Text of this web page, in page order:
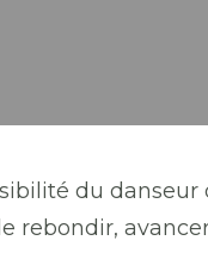
du danseur
rebondir,